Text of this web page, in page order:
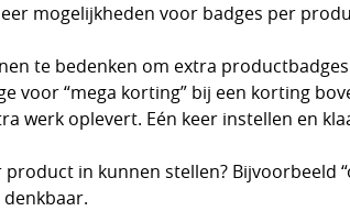
mogelijkheden voor badges per
te bedenken om extra
voor “mega korting” bij een korting
werk oplevert. Eén keer instellen en
in kunnen stellen? Bijvoorbeeld